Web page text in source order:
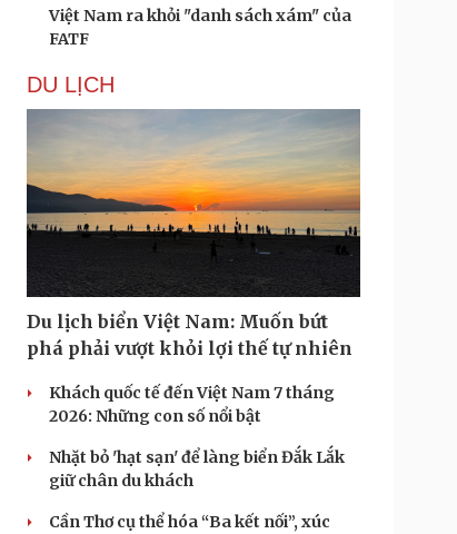
Việt Nam ra khỏi "danh sách xám" của
FATF
DU LỊCH
Du lịch biển Việt Nam: Muốn bứt
phá phải vượt khỏi lợi thế tự nhiên
Khách quốc tế đến Việt Nam 7 tháng
2026: Những con số nổi bật
Nhặt bỏ 'hạt sạn' để làng biển Đắk Lắk
giữ chân du khách
Cần Thơ cụ thể hóa “Ba kết nối”, xúc